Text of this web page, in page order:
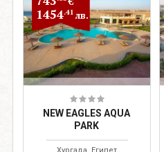
1454.41 лв.
NEW EAGLES AQUA
PARK